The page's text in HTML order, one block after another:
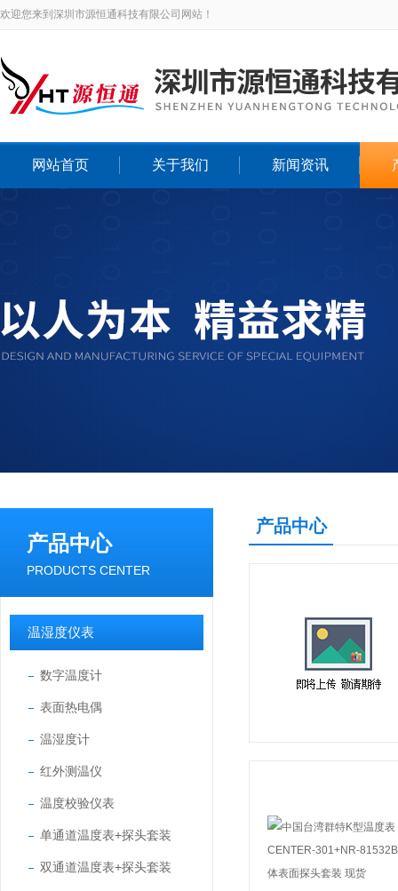
欢迎您来到深圳市源恒通科技有限公司网站！
网站首页 关于我们 新闻资讯
产品中心
PRODUCTS CENTER
温湿度仪表
数字温度计
表面热电偶
温湿度计
红外测温仪
温度校验仪表
单通道温度表+探头套装
双通道温度表+探头套装
产品中心